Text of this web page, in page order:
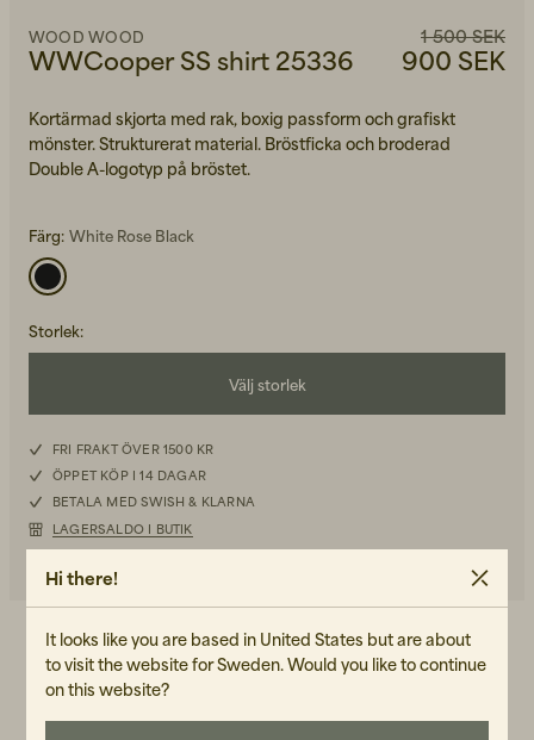
WWCooper SS shirt 25336
WOOD WOOD 1 500 SEK
900 SEK
Kortärmad skjorta med rak, boxig passform och grafiskt
mönster. Strukturerat material. Bröstficka och broderad
Double A-logotyp på bröstet.
Färg: White Rose Black
Storlek:
Välj storlek
S
L
FRI FRAKT ÖVER 1500 KR
ÖPPET KÖP I 14 DAGAR
BETALA MED SWISH & KLARNA
LAGERSALDO I BUTIK
DETALJER
Kortärmsskjorta med grafiskt mönster.
Hi there!
It looks like you are based in United States but are about
to visit the website for Sweden. Would you like to continue
on this website?